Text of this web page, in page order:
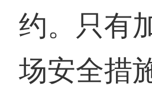
约。只有
场安全措